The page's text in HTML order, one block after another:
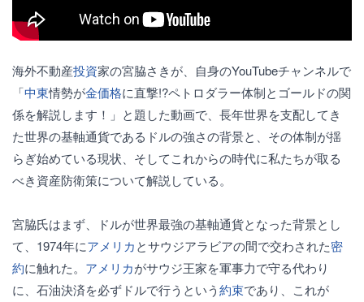
海外不動産投資家の宮脇さきが、自身のYouTubeチャンネルで
「中東情勢が金価格に直撃!?ペトロダラー体制とゴールドの関
係を解説します！」と題した動画で、長年世界を支配してき
た世界の基軸通貨であるドルの強さの背景と、その体制が揺
らぎ始めている現状、そしてこれからの時代に私たちが取る
べき資産防衛策について解説している。
宮脇氏はまず、ドルが世界最強の基軸通貨となった背景とし
て、1974年にアメリカとサウジアラビアの間で交わされた密
約に触れた。 アメリカがサウジ王家を軍事力で守る代わり
に、石油決済を必ずドルで行うという約束であり、これが